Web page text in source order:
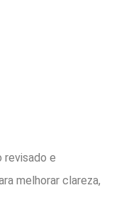
revisado e
melhorar clareza,